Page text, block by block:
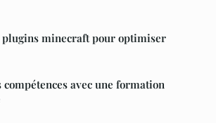
minecraft pour optimiser
avec une formation